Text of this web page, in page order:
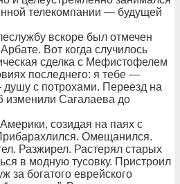
телекомпании — будущей
вскоре был отмечен
Вот когда случилось
сделка с Мефистофелем
последнего: я тебе —
с потрохами. Переезд на
изменили Сагалаева до
созидая на паях с
Омещанился.
Разжирел. Растерял старых
в модную тусовку. Пристроил
за богатого еврейского